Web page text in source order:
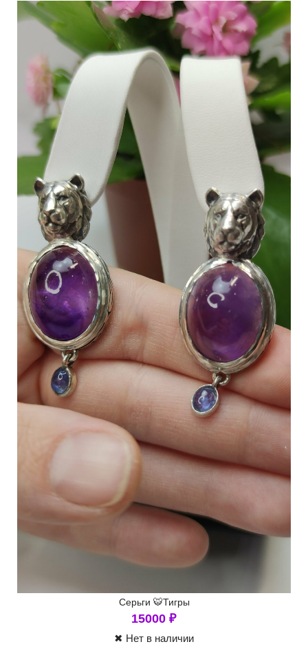
Серьги 🐯Тигры
15000 ₽
✖ Нет в наличии